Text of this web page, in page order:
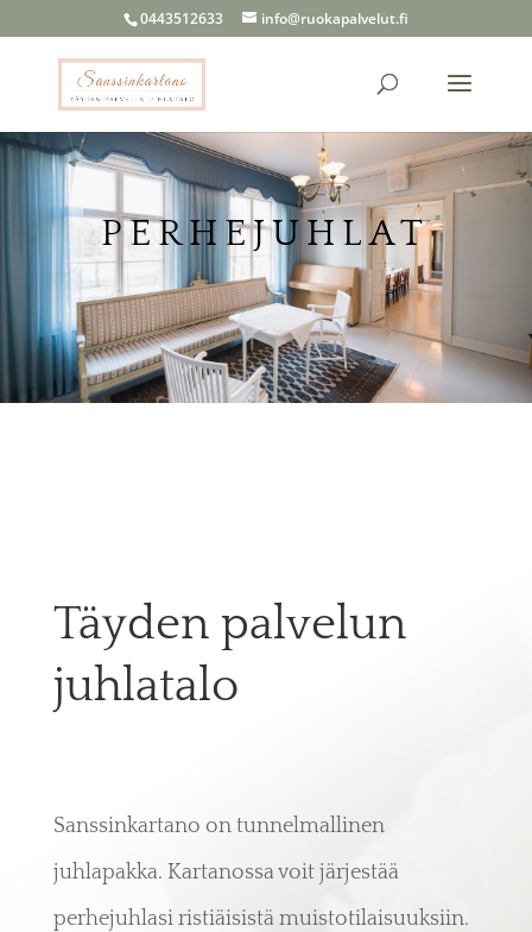
0443512633 info@ruokapalvelut.fi
PERHEJUHLAT
Täyden palvelun
juhlatalo
Sanssinkartano on tunnelmallinen
juhlapakka. Kartanossa voit järjestää
perhejuhlasi ristiäisistä muistotilaisuuksiin.